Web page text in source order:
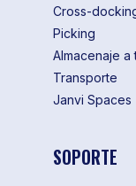
Cross-
Picking
Almacenaje
Transporte
Janvi Spaces
SOPORTE